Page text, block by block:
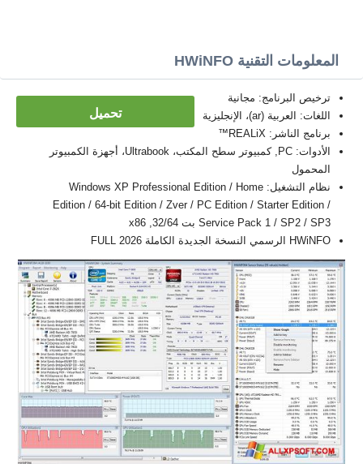
المعلومات التقنية HWiNFO
تحميل
ترخيص البرنامج: مجانية
اللغات: العربية (ar)، الإنجليزية
برنامج الناشر: REALiX™
الأدوات: PC, كمبيوتر سطح المكتب، Ultrabook، أجهزة الكمبيوتر
المحمول
نظام التشغيل: Windows XP Professional Edition / Home
Edition / 64-bit Edition / Zver / PC Edition / Starter Edition /
Service Pack 1 / SP2 / SP3 بت 32/64, x86
HWiNFO الرسمي النسخة الجديدة الكاملة FULL 2026